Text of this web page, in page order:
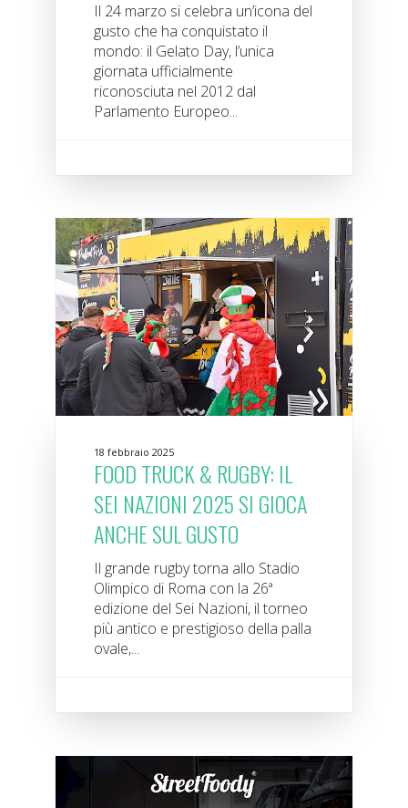
Il 24 marzo si celebra un’icona del
gusto che ha conquistato il
mondo: il Gelato Day, l’unica
giornata ufficialmente
riconosciuta nel 2012 dal
Parlamento Europeo...
18 febbraio 2025
FOOD TRUCK & RUGBY: IL
SEI NAZIONI 2025 SI GIOCA
ANCHE SUL GUSTO
Il grande rugby torna allo Stadio
Olimpico di Roma con la 26ª
edizione del Sei Nazioni, il torneo
più antico e prestigioso della palla
ovale,...